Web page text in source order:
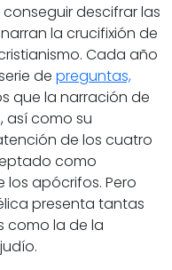
descifrar las
la crucifixión de
Cada año
de preguntas,
que la narración de
así como su
de los cuatro
como
apócrifos. Pero
presenta tantas
como la de la